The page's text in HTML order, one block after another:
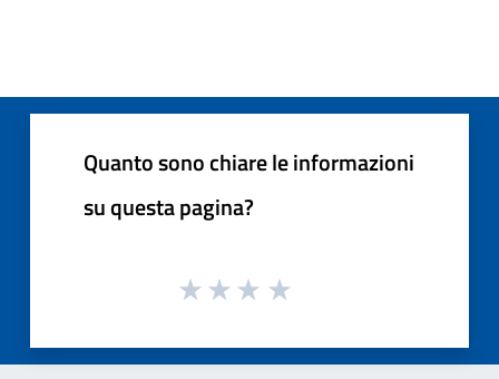
Quanto sono chiare le informazioni
su questa pagina?